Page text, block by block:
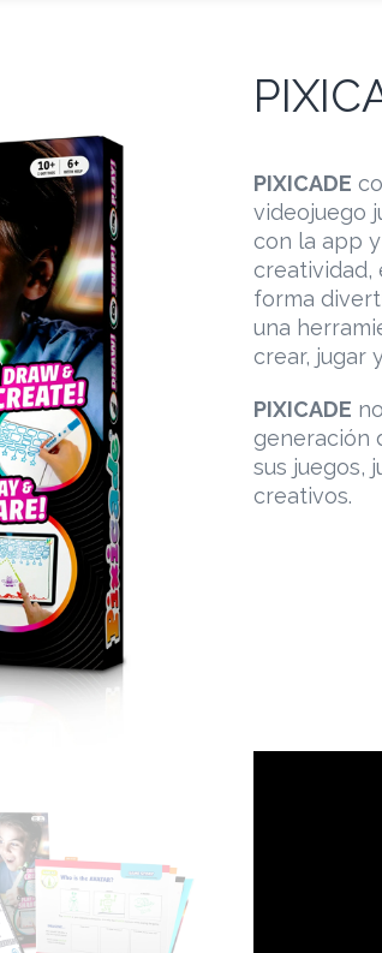
PIXICADE
videojuego
con la app
creatividad,
forma
una
crear, jugar
PIXICADE
generación
sus juegos,
creativos.